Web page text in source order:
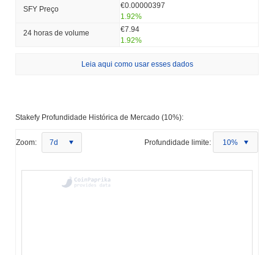
SFY Preço
€0.00000397
1.92%
24 horas de volume
€7.94
1.92%
Leia aqui como usar esses dados
Stakefy Profundidade Histórica de Mercado (10%):
Zoom: 7d Profundidade limite: 10%